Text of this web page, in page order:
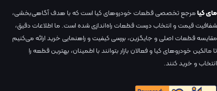
مای کیامرجع تخصصی قطعات خودروهای کیا است که با هدف آگاهی‌بخشی،
شفافیت قیمت و انتخاب درست قطعات راه‌اندازی شده است. ما اطلاعات دقیق،
مقایسه قطعات اصلی و جایگزین، بررسی کیفیت و راهنمایی خرید ارائه می‌کنیم
تا مالکین خودروهای کیا و فعالان بازار بتوانند با اطمینان، بهترین قطعه را
انتخاب و خرید کنند.